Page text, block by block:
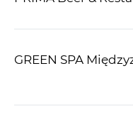
GREEN SPA